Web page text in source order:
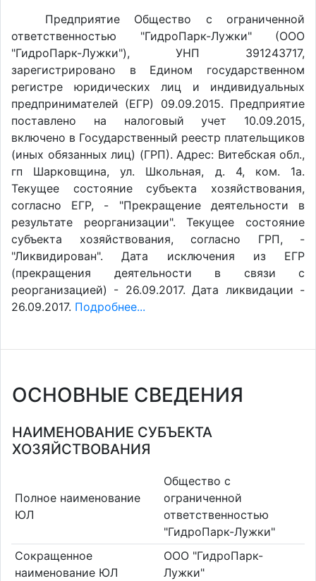
Предприятие Общество с ограниченной
ответственностью "ГидроПарк-Лужки" (ООО
"ГидроПарк-Лужки"), УНП 391243717,
зарегистрировано в Едином государственном
регистре юридических лиц и индивидуальных
предпринимателей (ЕГР) 09.09.2015. Предприятие
поставлено на налоговый учет 10.09.2015,
включено в Государственный реестр плательщиков
(иных обязанных лиц) (ГРП). Адрес: Витебская обл.,
гп Шарковщина, ул. Школьная, д. 4, ком. 1а.
Текущее состояние субъекта хозяйствования,
согласно ЕГР, - "Прекращение деятельности в
результате реорганизации". Текущее состояние
субъекта хозяйствования, согласно ГРП, -
"Ликвидирован". Дата исключения из ЕГР
(прекращения деятельности в связи с
реорганизацией) - 26.09.2017. Дата ликвидации -
26.09.2017. Подробнее...
ОСНОВНЫЕ СВЕДЕНИЯ
НАИМЕНОВАНИЕ СУБЪЕКТА
ХОЗЯЙСТВОВАНИЯ
Полное наименование
ЮЛ
Общество с
ограниченной
ответственностью
"ГидроПарк-Лужки"
Сокращенное
наименование ЮЛ
ООО "ГидроПарк-
Лужки"